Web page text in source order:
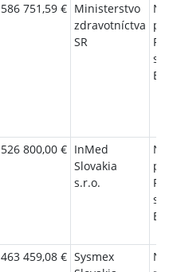
586 751,59 € Ministerstvo
zdravotníctva
SR
526 800,00 € InMed
Slovakia
s.r.o.
463 459,08 € Sysmex